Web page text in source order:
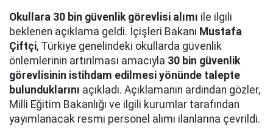
Okullara 30 bin güvenlik görevlisi alımı ile ilgili
beklenen açıklama geldi. İçişleri Bakanı Mustafa
Çiftçi, Türkiye genelindeki okullarda güvenlik
önlemlerinin artırılması amacıyla 30 bin güvenlik
görevlisinin istihdam edilmesi yönünde talepte
bulunduklarını açıkladı. Açıklamanın ardından gözler,
Milli Eğitim Bakanlığı ve ilgili kurumlar tarafından
yayımlanacak resmi personel alımı ilanlarına çevrildi.